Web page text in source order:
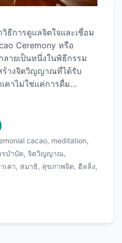
ธีการดูแลจิตใจและเชื่อม
Ceremony หรือ
ายเป็นหนึ่งในพิธีกรรม
ร้างจิตวิญญาณที่ได้รับ
คาไม่ใช่แค่การดื่ม
เพิ่มสมาธิ ปลดปล่อย
ะหนักรู้ในตัวเอง
วามรู้จักกับพิธีคาเคา
วิธีการจัดพิธีที่บ้าน และ
คุณภาพสูง ที่จะทำให้
และมีพลัง พิธีคาเคา
ลาง เมื่อกว่า 5,000 ปีที่
cacao, meditation,
รบำบัด, จิตวิญญาณ,
เคา, สมาธิ, สุขภาพจิต, ฮีลลิ่ง,